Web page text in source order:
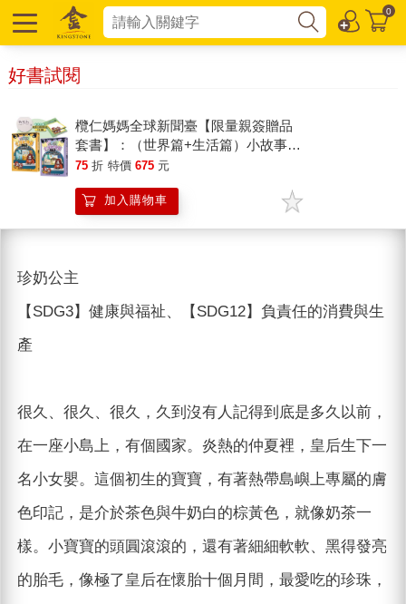
0
好書試閱
欖仁媽媽全球新聞臺【限量親簽贈品
套書】：（世界篇+生活篇）小故事讀
懂世界，成為守護SDGs的地球小公民
75 折 特價 675 元
加入購物車
珍奶公主
【SDG3】健康與福祉、【SDG12】負責任的消費與生
產
很久、很久、很久，久到沒有人記得到底是多久以前，
在一座小島上，有個國家。炎熱的仲夏裡，皇后生下一
名小女嬰。這個初生的寶寶，有著熱帶島嶼上專屬的膚
色印記，是介於茶色與牛奶白的棕黃色，就像奶茶一
樣。小寶寶的頭圓滾滾的，還有著細細軟軟、黑得發亮
的胎毛，像極了皇后在懷胎十個月間，最愛吃的珍珠，